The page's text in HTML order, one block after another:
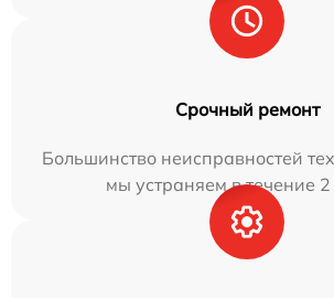
Срочный ремонт
Большинство неисправностей
мы устраняем в течение 2